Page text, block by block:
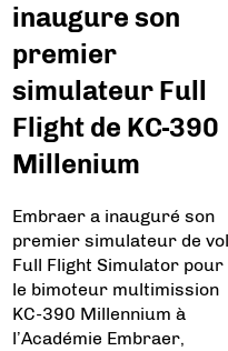
inaugure son
premier
simulateur Full
Flight de KC-390
Millenium
Embraer a inauguré son
premier simulateur de vol
Full Flight Simulator pour
le bimoteur multimission
KC-390 Millennium à
l’Académie Embraer,